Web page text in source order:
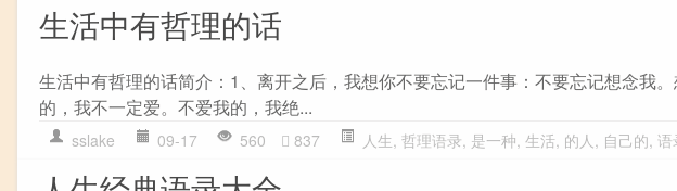
生活中有哲理的话
生活中有哲理的话简介：1、离开之后，我想你不要忘记一件事：不要忘记想念我
的，我不一定爱。不爱我的，我绝...
sslake 09-17 560 837 人生, 哲理语录, 是一种, 生活, 的人 , 自己的, 语